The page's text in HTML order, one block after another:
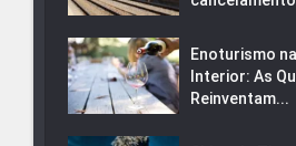
Enoturismo
Interior: As
Reinventam...